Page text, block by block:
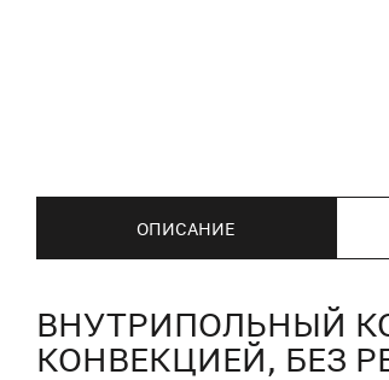
ОПИСАНИЕ
ВНУТРИПОЛЬНЫЙ
КОНВЕКЦИЕЙ, БЕЗ